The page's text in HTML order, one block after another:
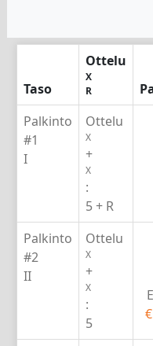
Taso
Ottelu
X
R
Palkinto
#1
I
Ottelu
X
+
X
:
5 + R
Palkinto
#2
II
Ottelu
X
+
X
:
5